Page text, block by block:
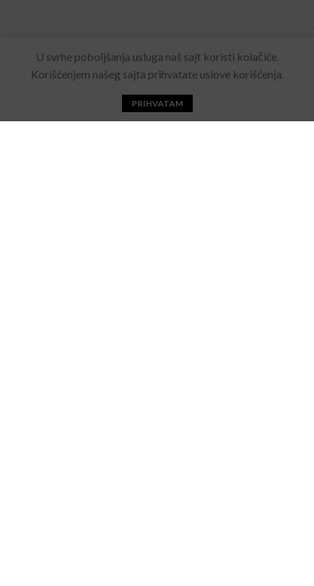
2022 Sva prava zadržana. Made by
Acebears
U svrhe poboljšanja usluga naš sajt koristi kolačiće.
Korišćenjem našeg sajta prihvatate uslove korišćenja.
PRIHVATAM